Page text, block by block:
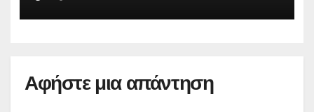
Αφήστε μια απάντηση